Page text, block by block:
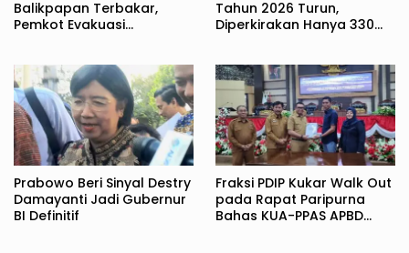
Balikpapan Terbakar,
Pemkot Evakuasi
Tahun 2026 Turun,
Diperkirakan Hanya 330
Prabowo Beri Sinyal Destry
Damayanti Jadi Gubernur
BI Definitif
Fraksi PDIP Kukar Walk Out
pada Rapat Paripurna
Bahas KUA-PPAS APBD